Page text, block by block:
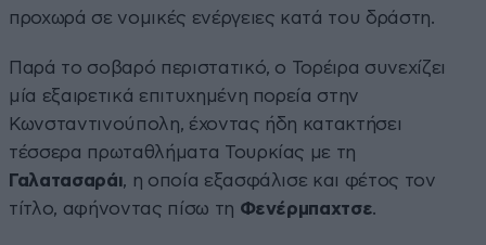
προχωρά σε νομικές ενέργειες κατά του δράστη.
Παρά το σοβαρό περιστατικό, ο Τορέιρα συνεχίζει
μία εξαιρετικά επιτυχημένη πορεία στην
Κωνσταντινούπολη, έχοντας ήδη κατακτήσει
τέσσερα πρωταθλήματα Τουρκίας με τη
Γαλατασαράι, η οποία εξασφάλισε και φέτος τον
τίτλο, αφήνοντας πίσω τη Φενέρμπαχτσε.